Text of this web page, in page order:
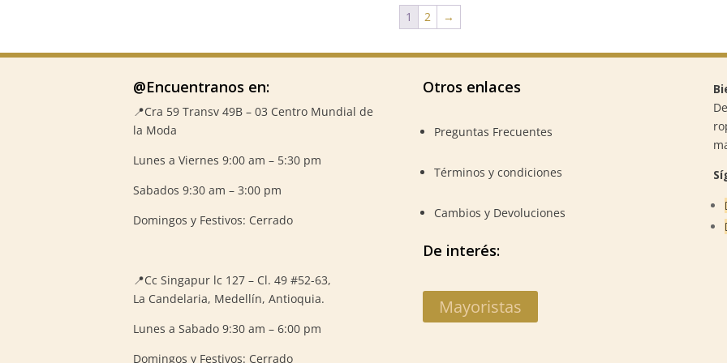
1 2 →
@Encuentranos en:
📍Cra 59 Transv 49B – 03 Centro Mundial de
la Moda
Lunes a Viernes 9:00 am – 5:30 pm
Sabados 9:30 am – 3:00 pm
Domingos y Festivos: Cerrado
📍Cc Singapur lc 127 – Cl. 49 #52-63,
La Candelaria, Medellín, Antioquia.
Lunes a Sabado 9:30 am – 6:00 pm
Domingos y Festivos: Cerrado
Otros enlaces
Preguntas Frecuentes
Términos y condiciones
Cambios y Devoluciones
De interés:
Mayoristas